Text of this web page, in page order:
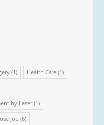
(1) Health Care (1)
by Laser(1)
Job (6)